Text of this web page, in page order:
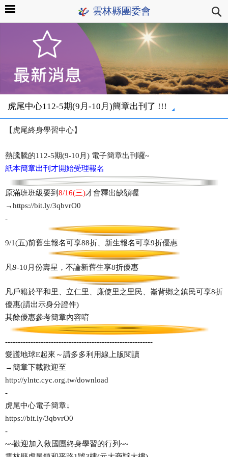
雲林縣團委會
虎尾中心112-5期(9月-10月)簡章出刊了 !!!
【虎尾終身學習中心】
熱騰騰的112-5期(9-10月) 電子簡章出刊囉~
紙本簡章出刊才開始受理報名
原滿班班級要到 8/16(三)才會釋出缺額喔
→https://bit.ly/3qbvrO0
-
9/1(五)前舊生報名可享88折、新生報名可享9折優惠
凡9-10月份壽星，不論新舊生享8折優惠
凡戶籍於平和里、立仁里、廉使里之里民、崙背鄉之鎮民可享8折
優惠(請出示身分證件)
其餘優惠參考簡章內容唷
----------------------------------------------------------
愛護地球E起來～請多多利用線上版閱讀
→簡章下載歡迎至
http://ylntc.cyc.org.tw/download
-
虎尾中心電子簡章↓
https://bit.ly/3qbvrO0
-
~~歡迎加入救國團終身學習的行列~~